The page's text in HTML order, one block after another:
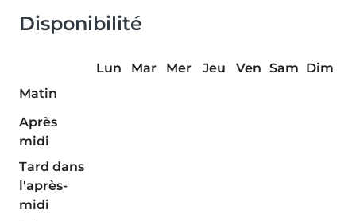
Disponibilité
Lun Mar Mer Jeu Ven Sam Dim
Matin
Après
midi
Tard dans
l'après-
midi